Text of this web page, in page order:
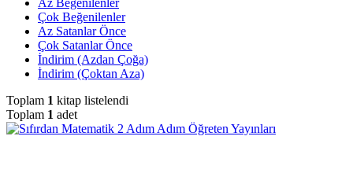
Çok Beğenilenler
Az Satanlar Önce
Çok Satanlar Önce
İndirim (Azdan Çoğa)
İndirim (Çoktan Aza)
Toplam 1 kitap listelendi
Toplam 1 adet